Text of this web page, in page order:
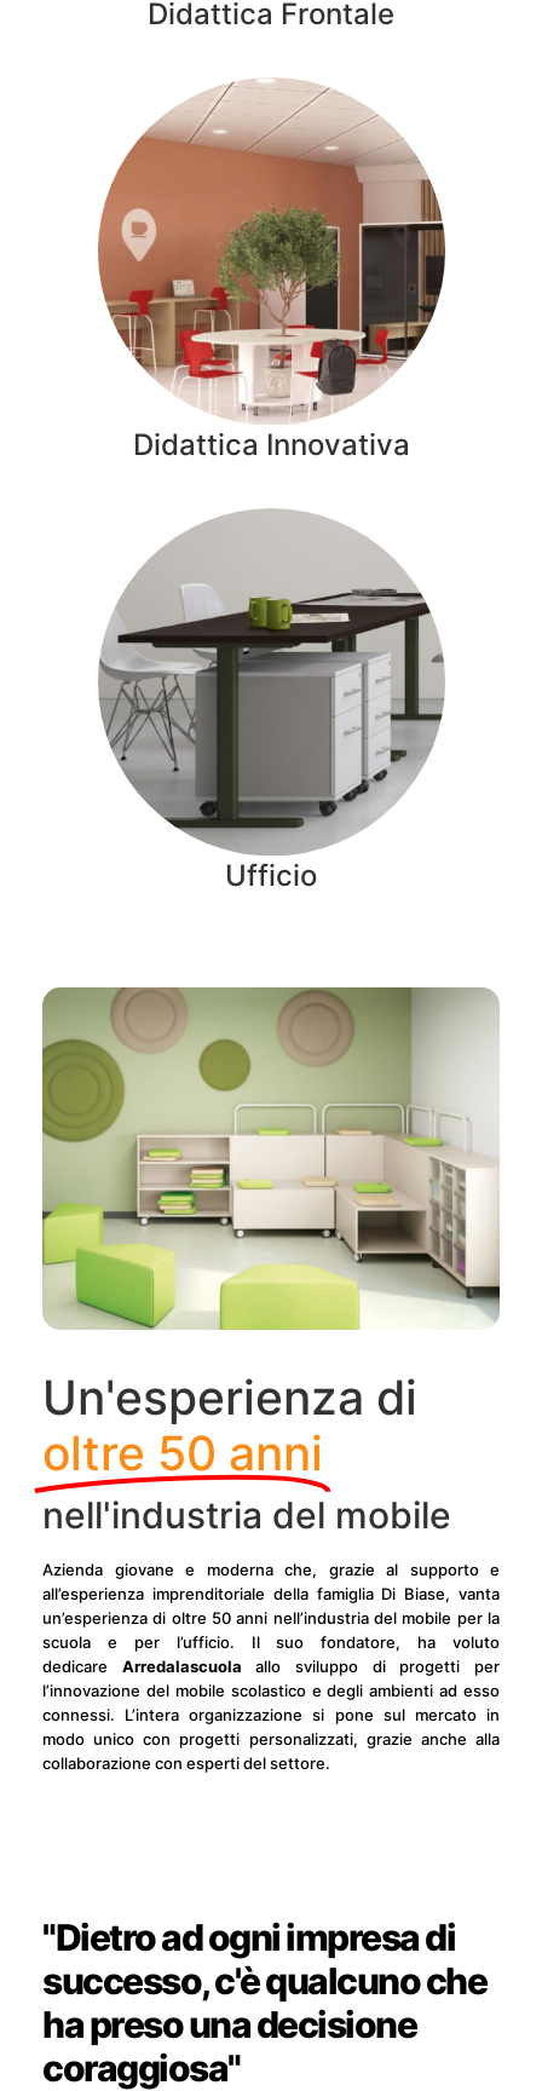
Didattica Frontale
Didattica Innovativa
Ufficio
Un'esperienza di
oltre 50 anni
nell'industria del mobile
Azienda giovane e moderna che, grazie al supporto e
all’esperienza imprenditoriale della famiglia Di Biase, vanta
un’esperienza di oltre 50 anni nell’industria del mobile per la
scuola e per l’ufficio. Il suo fondatore, ha voluto
dedicare Arredalascuola allo sviluppo di progetti per
l’innovazione del mobile scolastico e degli ambienti ad esso
connessi. L’intera organizzazione si pone sul mercato in
modo unico con progetti personalizzati, grazie anche alla
collaborazione con esperti del settore.
"Dietro ad ogni impresa di
successo, c'è qualcuno che
ha preso una decisione
coraggiosa"